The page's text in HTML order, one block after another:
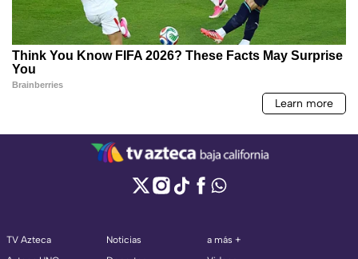
TV Azteca
Noticias
a más +